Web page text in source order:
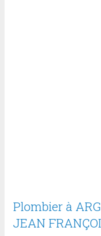
Plombier à
JEAN